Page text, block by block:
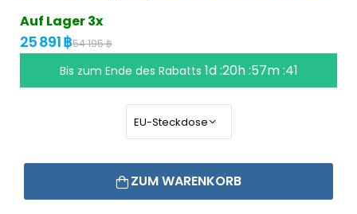
Auf Lager 3x
25 891 ฿54 195 ฿
Bis zum Ende des Rabatts 1d :20h :57m :40
ZUM WARENKORB